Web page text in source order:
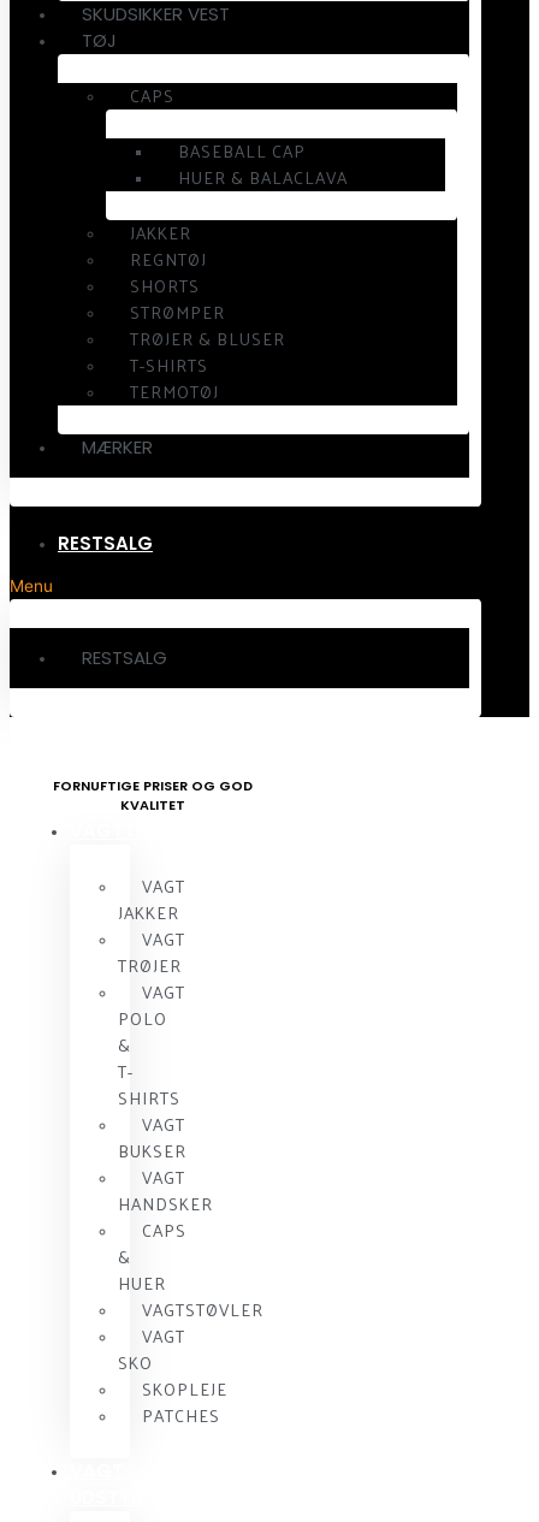
SKUDSIKKER VEST
TØJ
CAPS
BASEBALL CAP
HUER & BALACLAVA
JAKKER
REGNTØJ
SHORTS
STRØMPER
TRØJER & BLUSER
T-SHIRTS
TERMOTØJ
MÆRKER
RESTSALG
Menu
RESTSALG
FORNUFTIGE PRISER OG GOD
KVALITET
VAGT
JAKKER
VAGT
TRØJER
VAGT
POLO
&
T-
SHIRTS
VAGT
BUKSER
VAGT
HANDSKER
CAPS
&
HUER
VAGTSTØVLER
VAGT
SKO
SKOPLEJE
PATCHES